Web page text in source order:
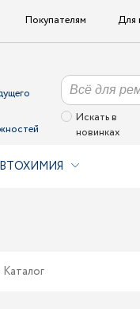
Покупателям Для
Искать в
новинках
Каталог